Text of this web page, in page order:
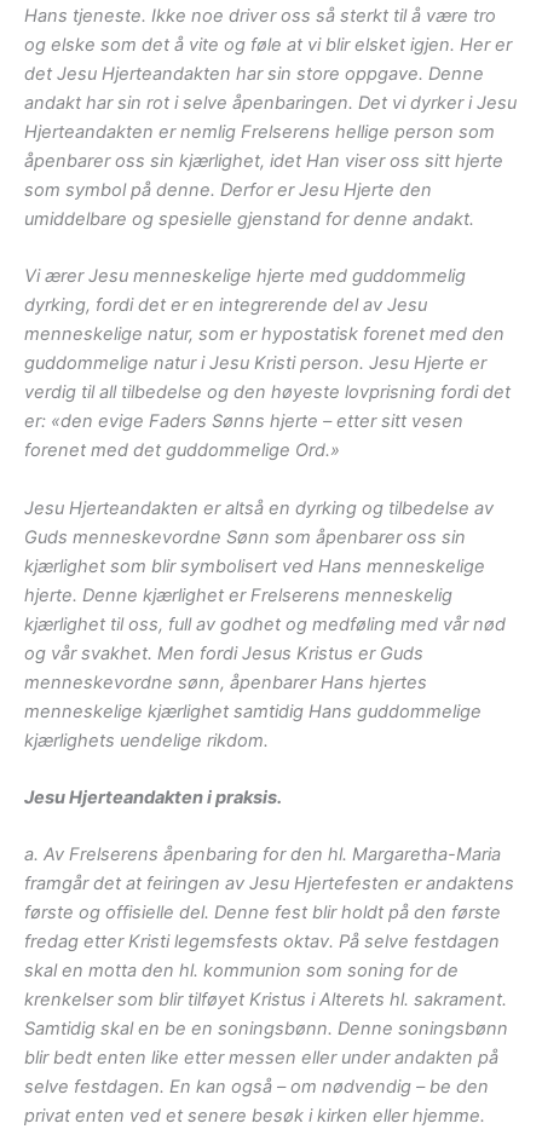
Hans tjeneste. Ikke noe driver oss så sterkt til å være tro
og elske som det å vite og føle at vi blir elsket igjen. Her er
det Jesu Hjerteandakten har sin store oppgave. Denne
andakt har sin rot i selve åpenbaringen. Det vi dyrker i Jesu
Hjerteandakten er nemlig Frelserens hellige person som
åpenbarer oss sin kjærlighet, idet Han viser oss sitt hjerte
som symbol på denne. Derfor er Jesu Hjerte den
umiddelbare og spesielle gjenstand for denne andakt.
Vi ærer Jesu menneskelige hjerte med guddommelig
dyrking, fordi det er en integrerende del av Jesu
menneskelige natur, som er hypostatisk forenet med den
guddommelige natur i Jesu Kristi person. Jesu Hjerte er
verdig til all tilbedelse og den høyeste lovprisning fordi det
er: «den evige Faders Sønns hjerte – etter sitt vesen
forenet med det guddommelige Ord.»
Jesu Hjerteandakten er altså en dyrking og tilbedelse av
Guds menneskevordne Sønn som åpenbarer oss sin
kjærlighet som blir symbolisert ved Hans menneskelige
hjerte. Denne kjærlighet er Frelserens menneskelig
kjærlighet til oss, full av godhet og medføling med vår nød
og vår svakhet. Men fordi Jesus Kristus er Guds
menneskevordne sønn, åpenbarer Hans hjertes
menneskelige kjærlighet samtidig Hans guddommelige
kjærlighets uendelige rikdom.
Jesu Hjerteandakten i praksis.
a. Av Frelserens åpenbaring for den hl. Margaretha-Maria
framgår det at feiringen av Jesu Hjertefesten er andaktens
første og offisielle del. Denne fest blir holdt på den første
fredag etter Kristi legemsfests oktav. På selve festdagen
skal en motta den hl. kommunion som soning for de
krenkelser som blir tilføyet Kristus i Alterets hl. sakrament.
Samtidig skal en be en soningsbønn. Denne soningsbønn
blir bedt enten like etter messen eller under andakten på
selve festdagen. En kan også – om nødvendig – be den
privat enten ved et senere besøk i kirken eller hjemme.